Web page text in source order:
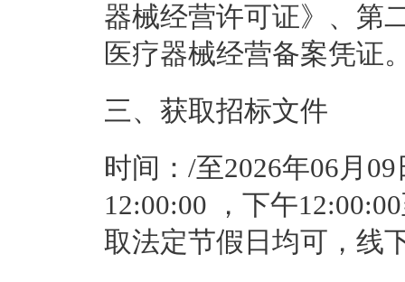
器械经营许可证》、第
医疗器械经营备案凭证
三、获取招标文件
时间： /至2026年06月09
12:00:00 ，下午
取法定节假日均可，线